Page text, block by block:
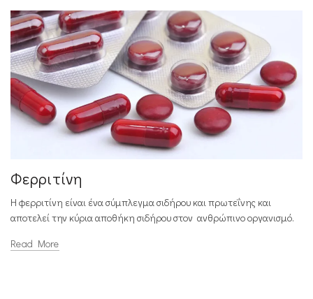
Φερριτίνη
Η φερριτίνη είναι ένα σύμπλεγμα σιδήρου και πρωτεΐνης και
αποτελεί την κύρια αποθήκη σιδήρου στον ανθρώπινο οργανισμό.
Read More